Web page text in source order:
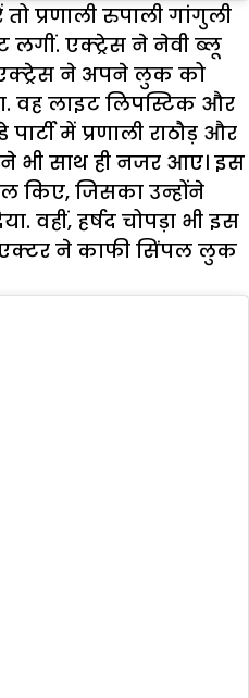
प्रणाली रुपाली गांगुली
लगीं. एक्ट्रेस ने नेवी ब्लू
ने अपने लुक को
वह लाइट लिपस्टिक और
में प्रणाली राठौड़ और
भी साथ ही नजर आए। इस
किए, जिसका उन्होंने
वहीं, हर्षद चोपड़ा भी इस
एक्टर ने काफी सिंपल लुक